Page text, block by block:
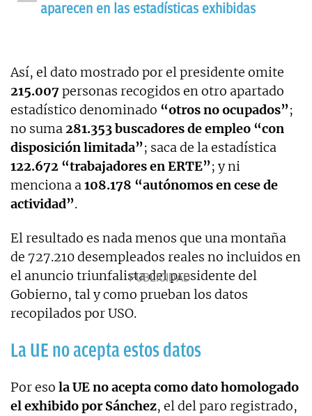
aparecen en las estadísticas exhibidas
Así, el dato mostrado por el presidente omite
215.007 personas recogidos en otro apartado
estadístico denominado “otros no ocupados”;
no suma281.353 buscadores de empleo “con
disposición limitada”; saca de la estadística
122.672 “trabajadores en ERTE”; y ni
menciona a108.178 “autónomos en cese de
actividad”.
El resultado es nada menos que una montaña
de 727.210 desempleados reales no incluidos en
el anuncio triunfalista del presidente del
Gobierno, tal y como prueban los datos
recopilados por USO.
La UE no acepta estos datos
Por eso la UE no acepta como dato homologado
el exhibido por Sánchez, el del paro registrado,